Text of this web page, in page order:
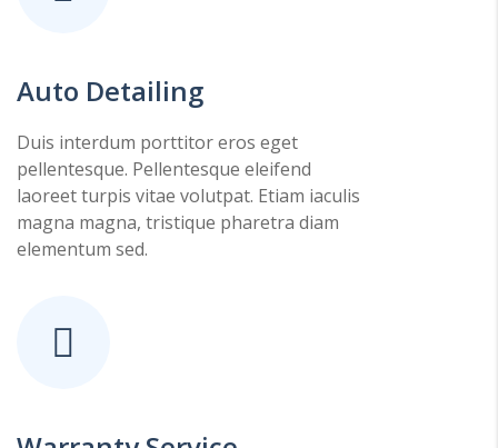
Auto Detailing
Duis interdum porttitor eros eget
pellentesque. Pellentesque eleifend
laoreet turpis vitae volutpat. Etiam iaculis
magna magna, tristique pharetra diam
elementum sed.